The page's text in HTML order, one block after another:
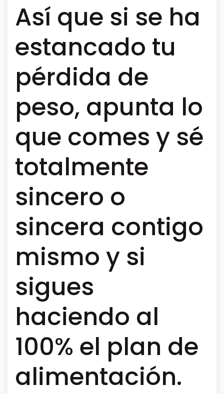
Así que si se ha
estancado tu
pérdida de
peso, apunta lo
que comes y sé
totalmente
sincero o
sincera contigo
mismo y si
sigues
haciendo al
100% el plan de
alimentación.